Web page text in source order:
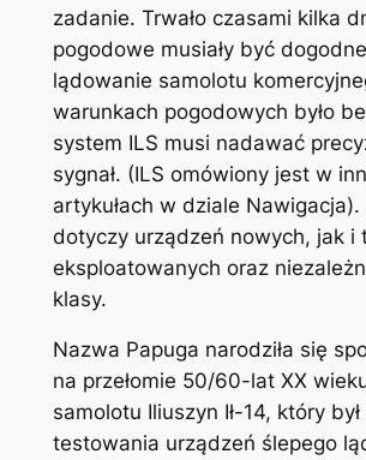
zadanie. Trwało czasami kilka
pogodowe musiały być
lądowanie samolotu
warunkach pogodowych było
system ILS musi nadawać
sygnał. (ILS omówiony jest w
artykułach w dziale Nawigacja).
dotyczy urządzeń nowych, jak i
eksploatowanych oraz
klasy.
Nazwa Papuga narodziła się
na przełomie 50/60-lat XX
samolotu Iliuszyn Ił-14, który
testowania urządzeń ślepego